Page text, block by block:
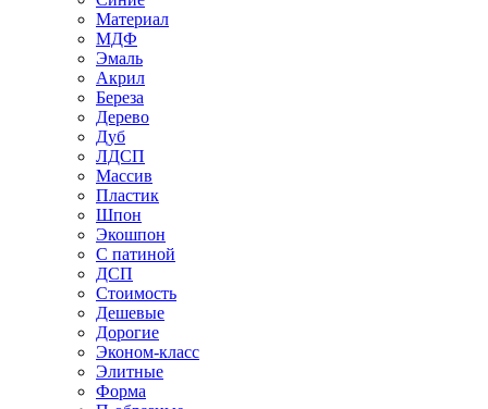
Материал
МДФ
Эмаль
Акрил
Береза
Дерево
Дуб
ЛДСП
Массив
Пластик
Шпон
Экошпон
С патиной
ДСП
Стоимость
Дешевые
Дорогие
Эконом-класс
Элитные
Форма